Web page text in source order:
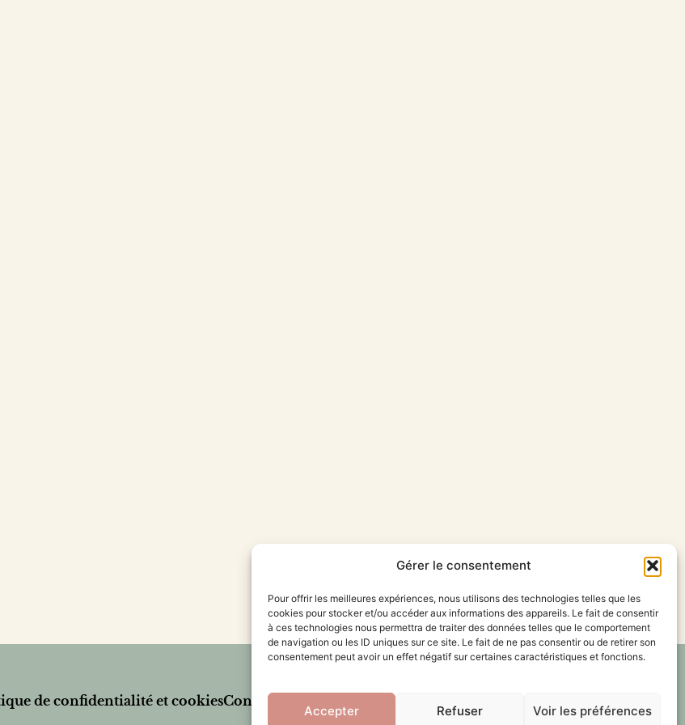
Gérer le consentement
Pour offrir les meilleures expériences, nous utilisons des technologies telles que les
cookies pour stocker et/ou accéder aux informations des appareils. Le fait de consentir
à ces technologies nous permettra de traiter des données telles que le comportement
de navigation ou les ID uniques sur ce site. Le fait de ne pas consentir ou de retirer son
consentement peut avoir un effet négatif sur certaines caractéristiques et fonctions.
Accepter Refuser Voir les préférences
de confidentialité et cookiesConditions générale de vente